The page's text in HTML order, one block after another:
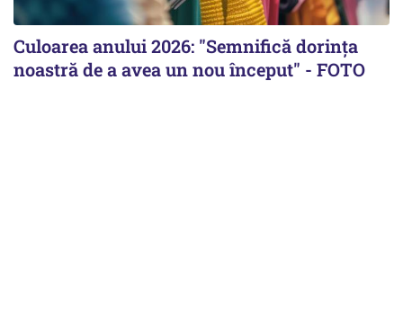
Culoarea anului 2026: "Semnifică dorința
noastră de a avea un nou început" - FOTO